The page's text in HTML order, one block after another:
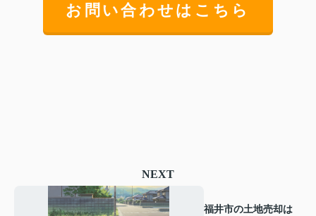
お問い合わせはこちら
NEXT
福井市の土地売却は